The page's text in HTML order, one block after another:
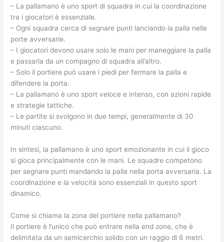
– La pallamano è uno sport di squadra in cui la coordinazione
tra i giocatori è essenziale.
– Ogni squadra cerca di segnare punti lanciando la palla nelle
porte avversarie.
– I giocatori devono usare solo le mani per maneggiare la palla
e passarla da un compagno di squadra all’altro.
– Solo il portiere può usare i piedi per fermare la palla e
difendere la porta.
– La pallamano è uno sport veloce e intenso, con azioni rapide
e strategie tattiche.
– Le partite si svolgono in due tempi, generalmente di 30
minuti ciascuno.
In sintesi, la pallamano è uno sport emozionante in cui il gioco
si gioca principalmente con le mani. Le squadre competono
per segnare punti mandando la palla nella porta avversaria. La
coordinazione e la velocità sono essenziali in questo sport
dinamico.
Come si chiama la zona del portiere nella pallamano?
Il portiere è l’unico che può entrare nella end zone, che è
delimitata da un semicerchio solido con un raggio di 6 metri.